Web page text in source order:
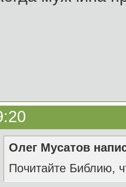
Олег Мусатов
Почитайте Библию,